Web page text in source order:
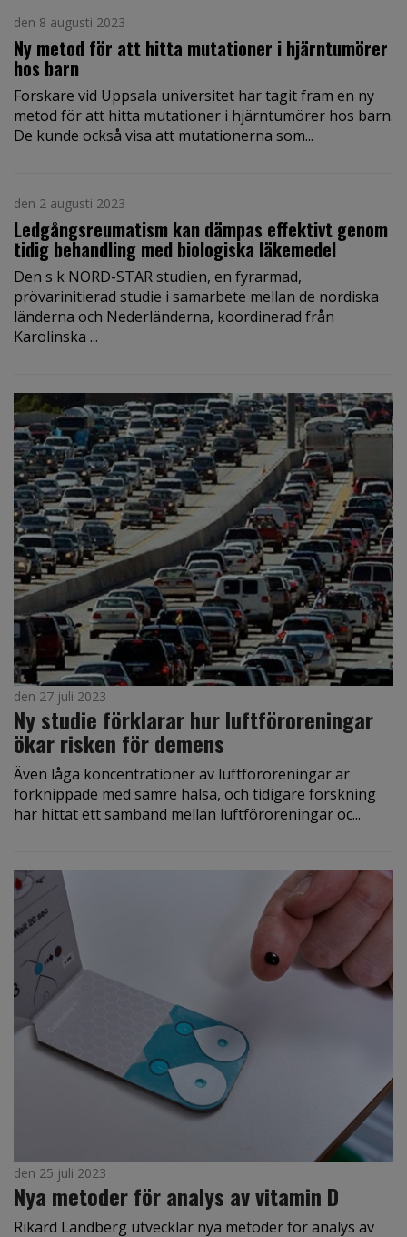
den 8 augusti 2023
Ny metod för att hitta mutationer i hjärntumörer
hos barn
Forskare vid Uppsala universitet har tagit fram en ny
metod för att hitta mutationer i hjärntumörer hos barn.
De kunde också visa att mutationerna som...
den 2 augusti 2023
Ledgångsreumatism kan dämpas effektivt genom
tidig behandling med biologiska läkemedel
Den s k NORD-STAR studien, en fyrarmad,
prövarinitierad studie i samarbete mellan de nordiska
länderna och Nederländerna, koordinerad från
Karolinska ...
den 27 juli 2023
Ny studie förklarar hur luftföroreningar
ökar risken för demens
Även låga koncentrationer av luftföroreningar är
förknippade med sämre hälsa, och tidigare forskning
har hittat ett samband mellan luftföroreningar oc...
den 25 juli 2023
Nya metoder för analys av vitamin D
Rikard Landberg utvecklar nya metoder för analys av